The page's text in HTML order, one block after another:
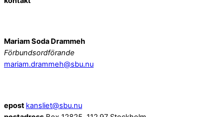
Mariam Soda Drammeh
Förbundsordförande
mariam.drammeh@sbu.nu
epost kansliet@sbu.nu